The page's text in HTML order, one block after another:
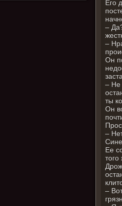
Его
–
–
Он
– Не
ты
Он
–
Ее
того
–